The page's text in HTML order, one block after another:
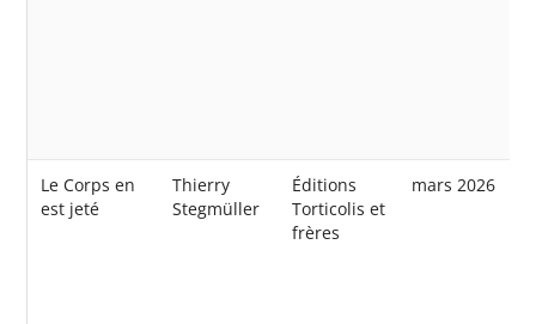
Le Corps en
est jeté
Thierry
Stegmüller
Éditions
Torticolis et
frères
mars 2026